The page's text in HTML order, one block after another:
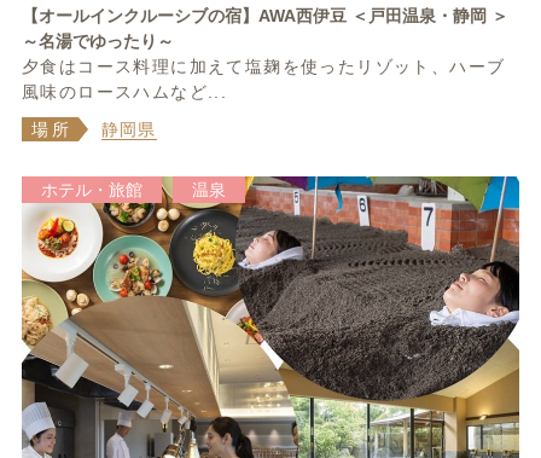
【オールインクルーシブの宿】AWA西伊豆 ＜戸田温泉・静岡 ＞
～名湯でゆったり～
夕食はコース料理に加えて塩麹を使ったリゾット、ハーブ
風味のロースハムなど...
場所
静岡県
ホテル・旅館 温泉